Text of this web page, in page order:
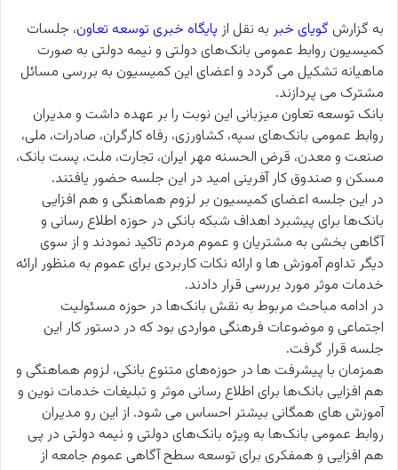
به گزارش گویای خبر به نقل از پایگاه خبری توسعه تعاون، جلسات
کمیسیون روابط عمومی بانک‌های دولتی و نیمه دولتی به صورت
ماهیانه تشکیل می گردد و اعضای این کمیسیون به بررسی مسائل
مشترک می پردازند.
بانک توسعه تعاون میزبانی این نوبت را بر عهده داشت و مدیران
روابط عمومی بانک‌های سپه، کشاورزی، رفاه کارگران، صادرات، ملی،
صنعت و معدن، قرض الحسنه مهر ایران، تجارت، ملت، پست بانک،
مسکن و صندوق کار آفرینی امید در این جلسه حضور یافتند.
در این جلسه اعضای کمیسیون بر لزوم هماهنگی و هم افزایی
بانک‌ها برای پیشبرد اهداف شبکه بانکی در حوزه اطلاع رسانی و
آگاهی بخشی به مشتریان و عموم مردم تاکید نمودند و از سوی
دیگر تداوم آموزش ها و ارائه نکات کاربردی برای عموم به منظور ارائه
خدمات موثر مورد بررسی قرار دادند.
در ادامه مباحث مربوط به نقش بانک‌ها در حوزه مسئولیت
اجتماعی و موضوعات فرهنگی مواردی بود که در دستور کار این
جلسه قرار گرفت.
همزمان با پیشرفت ها در حوزه‌های متنوع بانکی، لزوم هماهنگی و
هم افزایی بانک‌ها برای اطلاع رسانی موثر و تبلیغات خدمات نوین و
آموزش های همگانی بیشتر احساس می شود. از این رو مدیران
روابط عمومی بانک‌ها به ویژه بانک‌های دولتی و نیمه دولتی در پی
هم افزایی و همفکری برای توسعه سطح آگاهی عموم جامعه از